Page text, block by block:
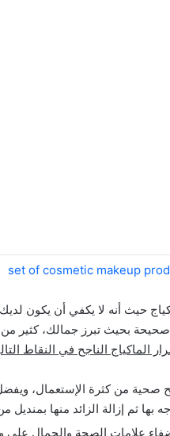
حيث أنه لا يكفي أن يكون
بحيث تبرز جمالك، كثير
الماكياج الناجح في النقاط
صحية من كثرة الإستعمال،
ثم إزالة الزائد منها بمنديل
علامات الصحة والجمال على